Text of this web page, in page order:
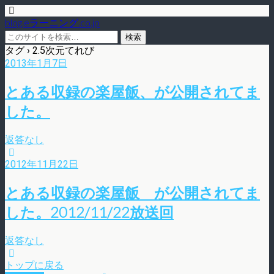
blog.eラーニング.co.jp
タグ › 2.5次元てれび
2013年1月7日
とある収録の楽屋飯、が公開されてま
した。
返答なし
2012年11月22日
とある収録の楽屋飯 が公開されてま
した。2012/11/22放送回
返答なし
トップに戻る